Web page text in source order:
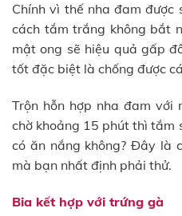
Chính vì thế nha đam
cách tắm trắng không bắt
mật ong sẽ hiệu quả gấp
tốt đặc biệt là chống được
Trộn hỗn hợp nha đam với
chờ khoảng 15 phút thì tắm
có ăn nắng không? Đây là
mà bạn nhất định phải thử.
Bia kết hợp với trứng gà